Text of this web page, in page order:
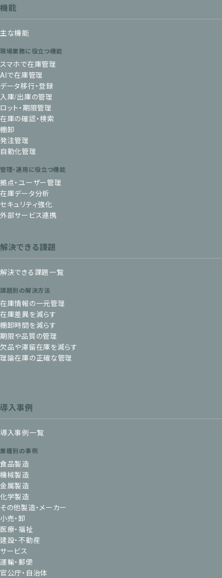
機能
主な機能
現場業務に役立つ機能
スマホで在庫管理
AIで在庫管理
データ移行・登録
入庫/出庫の管理
ロット・期限管理
在庫の確認・検索
棚卸
発注管理
自動化管理
管理・運用に役立つ機能
拠点・ユーザー管理
在庫データ分析
セキュリティ強化
外部サービス連携
解決できる課題
解決できる課題一覧
課題別の解決方法
在庫情報の一元管理
在庫差異を減らす
棚卸時間を減らす
期限や品質の管理
欠品や滞留在庫を減らす
理論在庫の正確な管理
導入事例
導入事例一覧
業種別の事例
食品製造
機械製造
金属製造
化学製造
その他製造・メーカー
小売・卸
医療・福祉
建設・不動産
サービス
運輸・郵便
官公庁・自治体